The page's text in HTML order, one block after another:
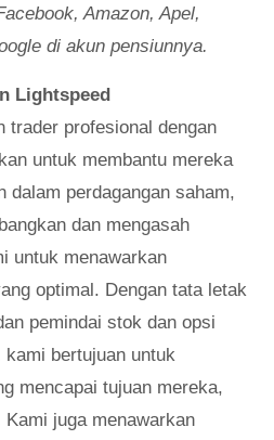
Amazon, Apel,
di akun pensiunnya.
Lightspeed
trader profesional dengan
untuk membantu mereka
dalam perdagangan saham,
dan mengasah
untuk menawarkan
optimal. Dengan tata letak
pemindai stok dan opsi
bertujuan untuk
mencapai tujuan mereka,
juga menawarkan